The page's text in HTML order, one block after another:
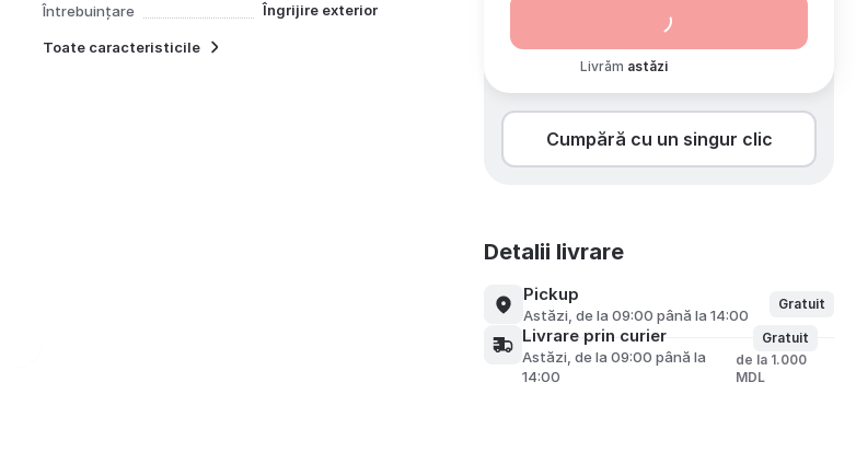
Întrebuințare Îngrijire exterior
Toate caracteristicile
Livrăm astăzi
Cumpără cu un singur clic
Detalii livrare
Pickup
astăzi, de la 09:00 până la 14:00
Gratuit
Livrare prin curier
astăzi, de la 09:00 până la
14:00
Gratuit
de la 1.000
MDL